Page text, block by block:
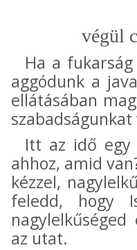
végül
Ha a
aggódunk a
ellátásában
Itt az idő egy
ahhoz, amid
kézzel,
feledd, hogy
az utat.